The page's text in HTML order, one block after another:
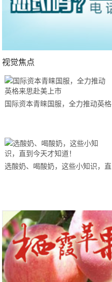
视觉焦点
国际资本青睐国服，全力推动英格
选酸奶、喝酸奶，这些小知识，直